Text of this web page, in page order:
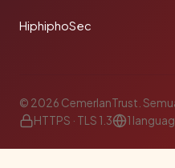
HiphiphoSec
© 2026 CemerlanTrust.
HTTPS · TLS 1.3
1